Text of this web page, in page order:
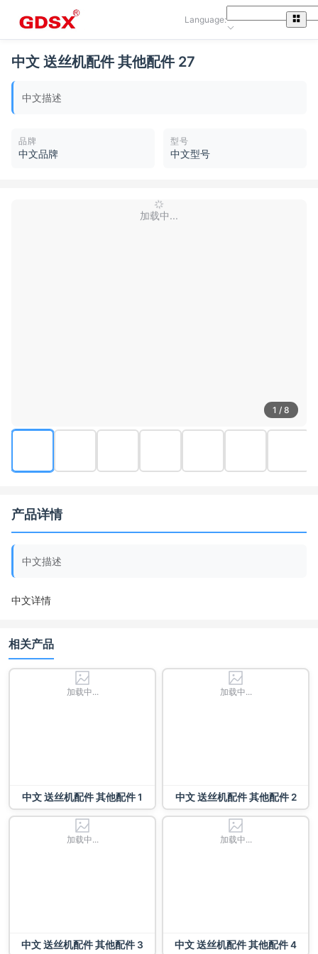
Language:
中文 送丝机配件 其他配件 27
中文描述
品牌
中文品牌
型号
中文型号
加载中...
1 / 8
产品详情
中文描述
中文详情
相关产品
加载中...
中文 送丝机配件 其他配件 1
加载中...
中文 送丝机配件 其他配件 2
加载中...
中文 送丝机配件 其他配件 3
加载中...
中文 送丝机配件 其他配件 4